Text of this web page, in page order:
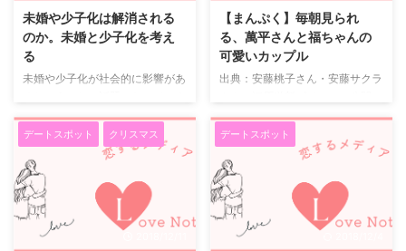
にどんな対応をするのかと思って
いたら隠れたり逃げたりせず、わ
りとオープンに。イベントに出演
した際にも報道陣から現在 ...
に1度。 もっと会いたいな、とか
カップルらしいことしたいな、と
思っていましたが、関係を壊した
くないためか言えずにいました。
未婚や少子化は解消される
のか。未婚と少子化を考え
る
未婚や少子化が社会的に影響があ
す。 未婚の成人が増え、結果的
に少子化が進んでいるのもありま
すが、結婚していても、経済的な
事や、子育てするにあたって、子
どもを持ちにくいゆえに少子化に
なっている場合もあります。 未
婚を解消するには、昔ながらのお
見合いの機会をもっと持ちやすく
【まんぷく】毎朝見られ
る、萬平さんと福ちゃんの
可愛いカップル
出典：安藤桃子さん・安藤サクラ
～撮影で使用したファンデーショ
ンの特別セットも数量限定発売～
現在放映中の「まんぷく」 現在
放映中の「まんぷく」、主人公夫
婦の長谷川博己さん演じる萬平さ
んと安藤サクラさん演じる福子の
カップルがとっても可愛いのでぜ
ひご覧いただきたいと思います。
デートスポット クリスマス デートスポット